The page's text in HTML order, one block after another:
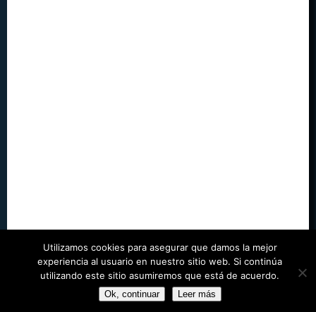
Juegos Run| Designed byWordPress Themes Book
Utilizamos cookies para asegurar que damos la mejor
experiencia al usuario en nuestro sitio web. Si continúa
utilizando este sitio asumiremos que está de acuerdo.
Ok, continuar Leer más